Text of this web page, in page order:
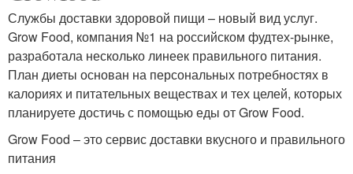
Службы доставки здоровой пищи – новый вид услуг.
Grow Food, компания №1 на российском фудтех-рынке,
разработала несколько линеек правильного питания.
План диеты основан на персональных потребностях в
калориях и питательных веществах и тех целей, которых
планируете достичь с помощью еды от Grow Food.
Grow Food – это сервис доставки вкусного и правильного
питания